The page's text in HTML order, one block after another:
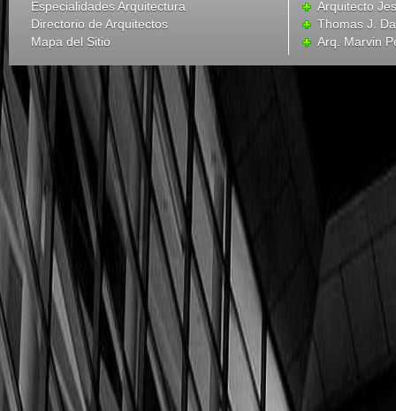
Especialidades Arquitectura
Directorio de Arquitectos
Mapa del Sitio
Arquitecto
Thomas J.
Arq. Marvin